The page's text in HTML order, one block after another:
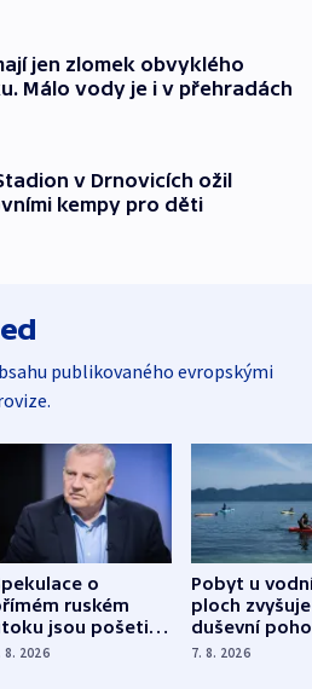
jen zlomek obvyklého
Málo vody je i v přehradách
v Drnovicích ožil
kempy pro děti
publikovaného evropskými
o
ruském
jsou pošetilé,
estonský
8. 2026
Pobyt u
ploch zvyšuje
duševní
ukázala
7. 8. 2026